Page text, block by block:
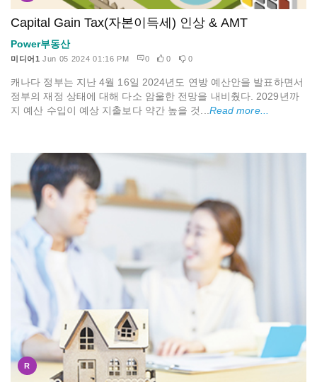
Capital Gain Tax(자본이득세) 인상 & AMT
Power부동산
미디어1 Jun 05 2024 01:16 PM 0 0 0
캐나다 정부는 지난 4월 16일 2024년도 연방 예산안을 발표하면서
정부의 재정 상태에 대해 다소 암울한 전망을 내비췄다. 2029년까
지 예산 수입이 예상 지출보다 약간 높을 것... Read more...
R